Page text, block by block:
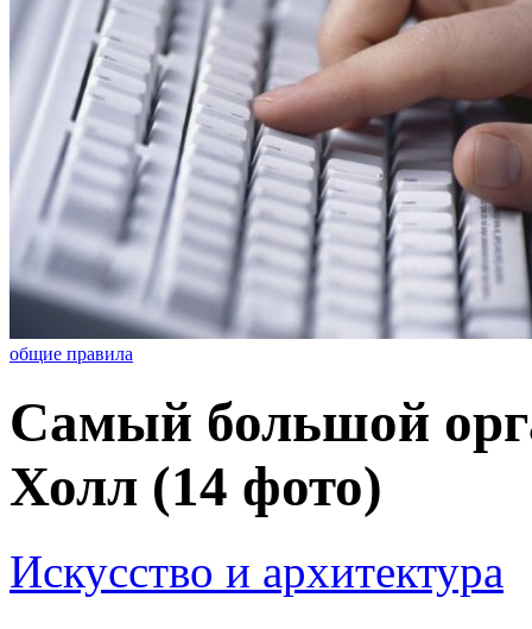
общие правила
Самый большой
Холл (14 фото)
Искусство и архитектура